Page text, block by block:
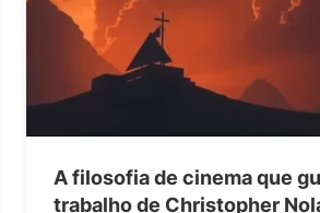
A filosofia de cinema que
trabalho de Christopher